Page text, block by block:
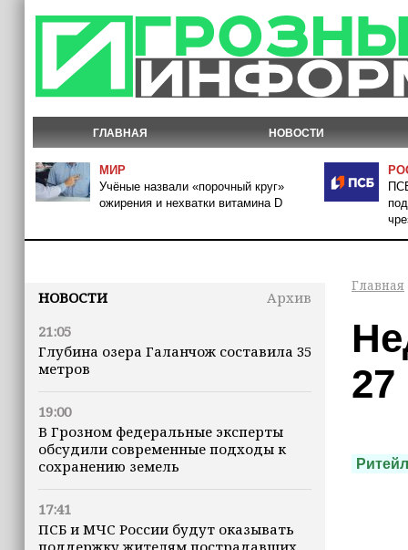
ГЛАВНАЯ НОВОСТИ
МИР
Учёные назвали «порочный круг»
ожирения и нехватки витамина D
НОВОСТИ
Архив
21:05
Глубина озера Галанчож составила 35
метров
19:00
В Грозном федеральные эксперты
обсудили современные подходы к
сохранению земель
17:41
ПСБ и МЧС России будут оказывать
поддержку жителям пострадавших
Главная
27
Ритейл